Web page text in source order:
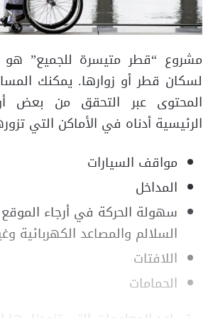
مشروع “قطر متيسرة للجميع”
لسكان قطر أو زوارها. يمكنك
المحتوى عبر التحقق من بعض
الرئيسية أدناه في الأماكن التي
مواقف السيارات
المداخل
سهولة الحركة في أرجاء
السلالم والمصاعد الكهربائية
اللافتات
الحمامات